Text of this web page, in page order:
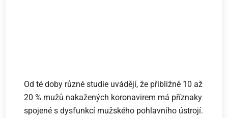
Od té doby různé studie uvádějí, že přibližně 10 až
20 % mužů nakažených koronavirem má příznaky
spojené s dysfunkcí mužského pohlavního ústrojí.